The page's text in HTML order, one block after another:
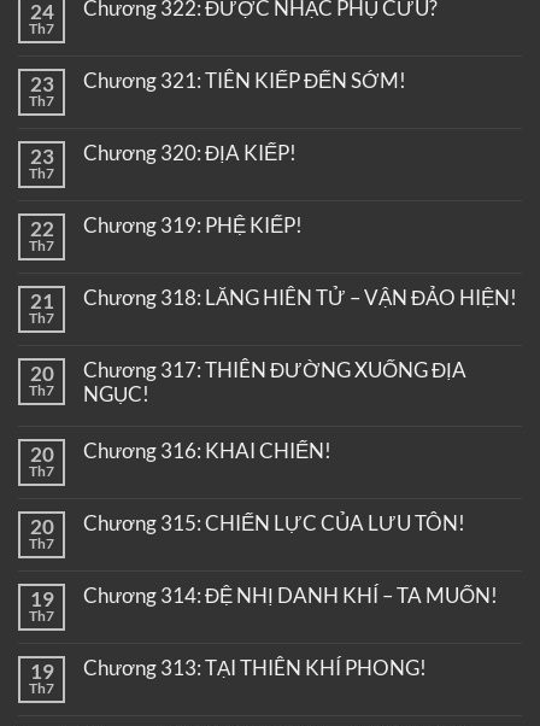
24
Th7
Chương 322: ĐƯỢC NHẠC PHỤ CỨU?
23
Th7
Chương 321: TIÊN KIẾP ĐẾN SỚM!
23
Th7
Chương 320: ĐỊA KIẾP!
22
Th7
Chương 319: PHỆ KIẾP!
21
Th7
Chương 318: LĂNG HIÊN TỬ – VẬN ĐẢO HIỆN!
20
Th7
Chương 317: THIÊN ĐƯỜNG XUỐNG ĐỊA
NGỤC!
20
Th7
Chương 316: KHAI CHIẾN!
20
Th7
Chương 315: CHIẾN LỰC CỦA LƯU TÔN!
19
Th7
Chương 314: ĐỆ NHỊ DANH KHÍ – TA MUỐN!
19
Th7
Chương 313: TẠI THIÊN KHÍ PHONG!